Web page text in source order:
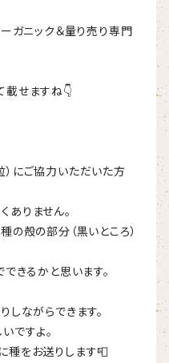
ーガニック＆量り売り専門
載せますね👇
にご協力いただいた方
ありません。
の殻の部分（黒いところ）
できるかと思います。
しながらできます。
ですよ。
種をお送りします📮